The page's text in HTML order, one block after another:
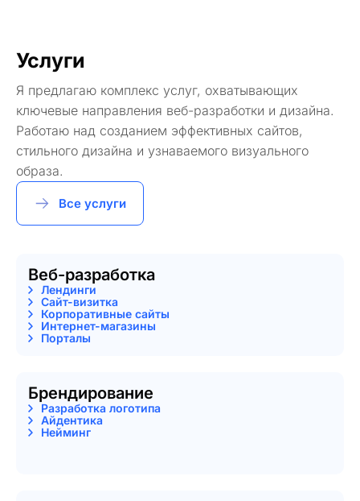
Услуги
Я предлагаю комплекс услуг, охватывающих
ключевые направления веб-разработки и дизайна.
Работаю над созданием эффективных сайтов,
стильного дизайна и узнаваемого визуального
образа.
Все услуги
Веб-разработка
Лендинги
Сайт-визитка
Корпоративные сайты
Интернет-магазины
Порталы
Брендирование
Разработка логотипа
Айдентика
Нейминг